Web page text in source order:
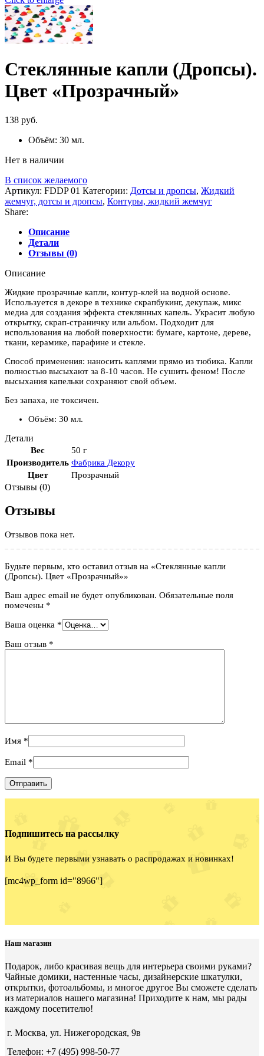
Стеклянные капли (Дропсы).
Цвет «Прозрачный»
138 руб.
Объём: 30 мл.
Нет в наличии
В список желаемого
Артикул: FDDP 01 Категории: Дотсы и дропсы, Жидкий
жемчуг, дотсы и дропсы, Контуры, жидкий жемчуг
Share:
Описание
Детали
Отзывы (0)
Описание
Жидкие прозрачные капли, контур-клей на водной основе.
Используется в декоре в технике скрапбукинг, декупаж, микс
медиа для создания эффекта стеклянных капель. Украсит любую
открытку, скрап-страничку или альбом. Подходит для
использования на любой поверхности: бумаге, картоне, дереве,
ткани, керамике, парафине и стекле.
Способ применения: наносить каплями прямо из тюбика. Капли
полностью высыхают за 8-10 часов. Не сушить феном! После
высыхания капельки сохраняют свой объем.
Без запаха, не токсичен.
Объём: 30 мл.
Детали
Вес
50 г
Производитель Фабрика Декору
Цвет
Прозрачный
Отзывы (0)
Отзывы
Отзывов пока нет.
Будьте первым, кто оставил отзыв на «Стеклянные капли
(Дропсы). Цвет «Прозрачный»»
Ваш адрес email не будет опубликован. Обязательные поля
помечены *
Ваша оценка *
Ваш отзыв *
Имя *
Email *
Подпишитесь на рассылку
И Вы будете первыми узнавать о распродажах и новинках!
[mc4wp_form id="8966"]
Наш магазин
Подарок, либо красивая вещь для интерьера своими руками?
Чайные домики, настенные часы, дизайнерские шкатулки,
открытки, фотоальбомы, и многое другое Вы сможете сделать
из материалов нашего магазина! Приходите к нам, мы рады
каждому посетителю!
г. Москва, ул. Нижегородская, 9в
Телефон: +7 (495) 998-50-77